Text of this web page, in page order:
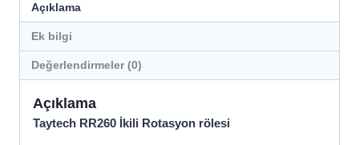
Açıklama
Ek bilgi
Değerlendirmeler (0)
Açıklama
Taytech RR260 İkili Rotasyon rölesi